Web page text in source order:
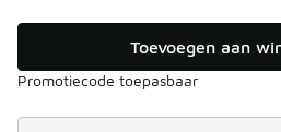
Toevoegen aan
Promotiecode toepasbaar